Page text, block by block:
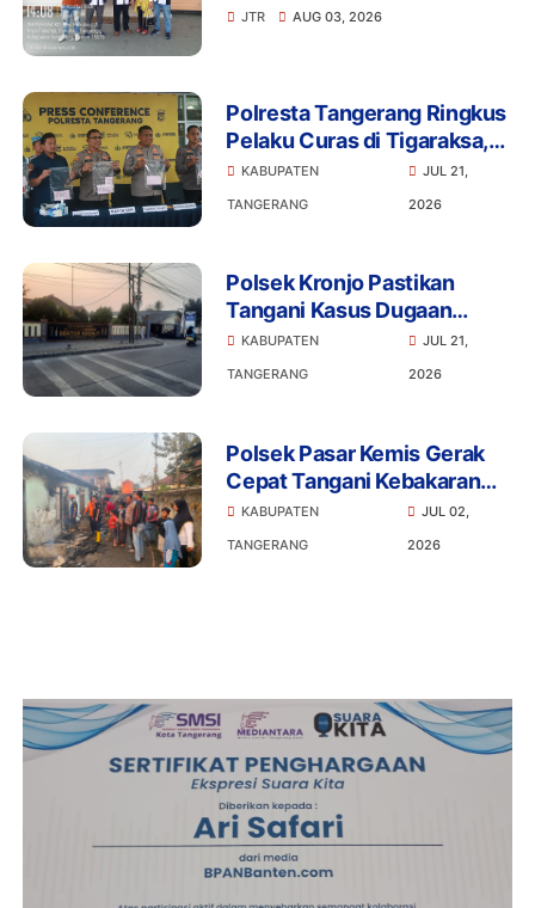
Tak Menjawab Soal Kaur
JTR AUG 03, 2026
Polresta Tangerang Ringkus
Pelaku Curas di Tigaraksa,
Penadah Motor Hasil
Rampasan Diburu
KABUPATEN
TANGERANG
JUL 21,
2026
Polsek Kronjo Pastikan
Tangani Kasus Dugaan
Penganiayaan Secara
Profesional dan Objektif
KABUPATEN
TANGERANG
JUL 21,
2026
Polsek Pasar Kemis Gerak
Cepat Tangani Kebakaran
Kontrakan, Api Berhasil
Dicegah Meluas
KABUPATEN
TANGERANG
JUL 02,
2026